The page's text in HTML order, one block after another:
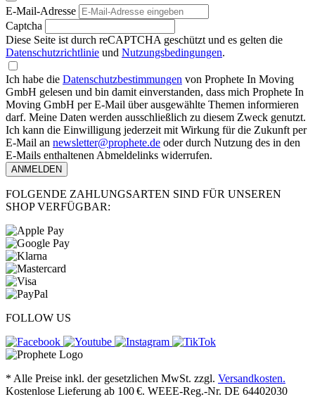
E-Mail-Adresse
Captcha
Diese Seite ist durch reCAPTCHA geschützt und es gelten die
Datenschutzrichtlinie und Nutzungsbedingungen.
Ich habe die Datenschutzbestimmungen von Prophete In Moving
GmbH gelesen und bin damit einverstanden, dass mich Prophete In
Moving GmbH per E-Mail über ausgewählte Themen informieren
darf. Meine Daten werden ausschließlich zu diesem Zweck genutzt.
Ich kann die Einwilligung jederzeit mit Wirkung für die Zukunft per
E-Mail an newsletter@prophete.de oder durch Nutzung des in den
E-Mails enthaltenen Abmeldelinks widerrufen.
ANMELDEN
FOLGENDE ZAHLUNGSARTEN SIND FÜR UNSEREN
SHOP VERFÜGBAR:
FOLLOW US
* Alle Preise inkl. der gesetzlichen MwSt. zzgl. Versandkosten.
Kostenlose Lieferung ab 100 €. WEEE-Reg.-Nr. DE 64402030